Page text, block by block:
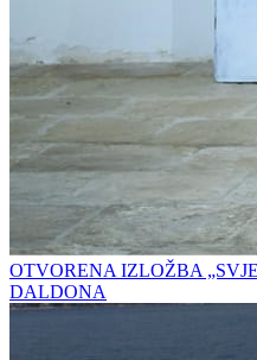
OTVORENA IZLOŽBA
DALDONA